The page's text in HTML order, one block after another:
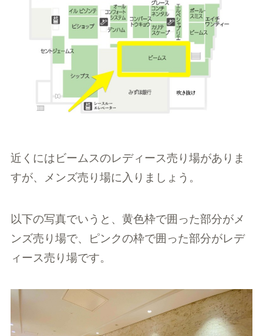
近くにはビームスのレディース売り場がありま
すが、メンズ売り場に入りましょう。
以下の写真でいうと、黄色枠で囲った部分がメ
ンズ売り場で、ピンクの枠で囲った部分がレデ
ィース売り場です。